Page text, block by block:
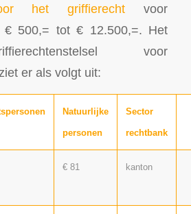
het griffierecht voor
€ 500,= tot € 12.500,=. Het
voor
er als volgt uit:
Natuurlijke
personen
Sector
rechtbank
€ 81 kanton